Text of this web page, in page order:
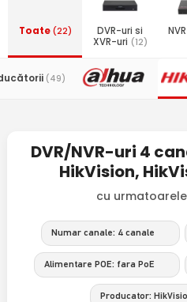
Toate(22)
DVR-uri si
XVR-uri (12)
(49)
DVR/NVR-uri 4
HikVision,
cu
Numar canale: 4 canale
Alimentare POE: fara PoE
Producator: